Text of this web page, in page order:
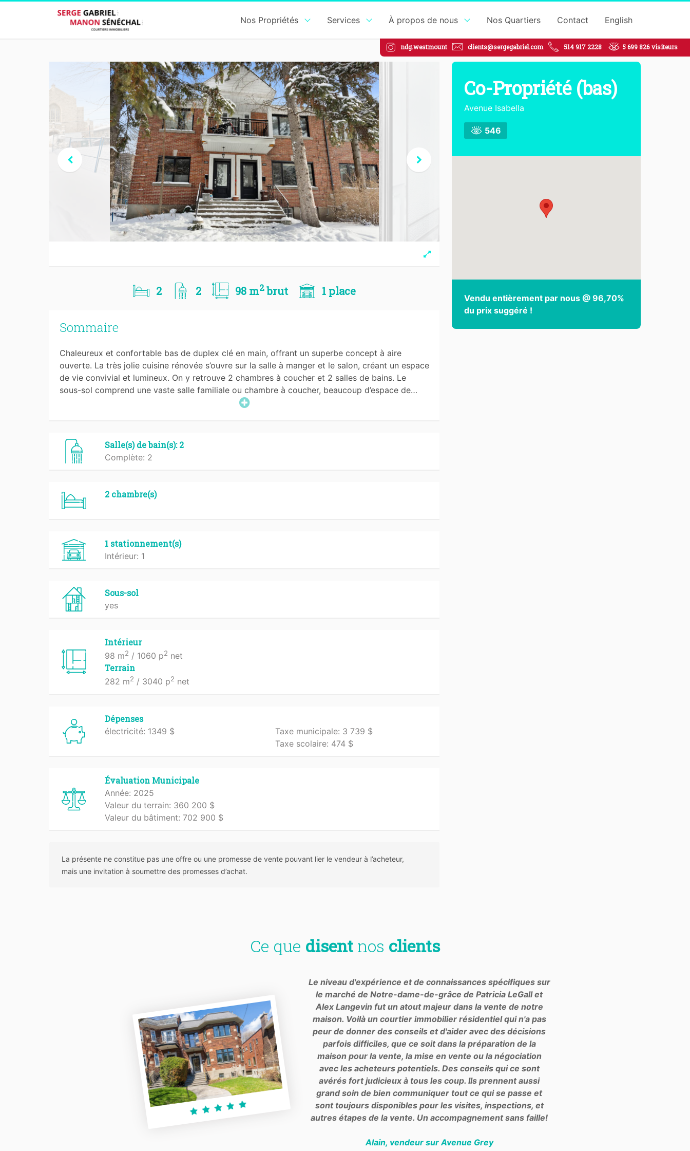
Nos Propriétés Services À propos de nous Nos Quartiers Contact English
ndg.westmount clients@sergegabriel.com 514 917 2228 5 699 826 visiteurs
2 2 98 m2brut 1 place
Sommaire
Chaleureux et confortable bas de duplex clé en main, offrant un superbe concept à aire
ouverte. La très jolie cuisine rénovée s’ouvre sur la salle à manger et le salon, créant un espace
de vie convivial et lumineux. On y retrouve 2 chambres à coucher et 2 salles de bains. Le
sous-sol comprend une vaste salle familiale ou chambre à coucher, beaucoup d’espace de…
Salle(s) de bain(s): 2
Complète: 2
2 chambre(s)
1 stationnement(s)
Intérieur: 1
Sous-sol
yes
Intérieur
98 m2 / 1060 p2 net
Terrain
282 m2 / 3040 p2 net
Dépenses
électricité: 1349 $
Taxe municipale: 3 739 $
Taxe scolaire: 474 $
Évaluation Municipale
Année: 2025
Valeur du terrain: 360 200 $
Valeur du bâtiment: 702 900 $
La présente ne constitue pas une offre ou une promesse de vente pouvant lier le vendeur à l’acheteur,
mais une invitation à soumettre des promesses d’achat.
Co-Propriété (bas)
Avenue Isabella
546
Vendu entièrement par nous @ 96,70%
du prix suggéré !
Ce que disent nos clients
Le niveau d'expérience et de connaissances spécifiques sur
le marché de Notre-dame-de-grâce de Patricia LeGall et
Alex Langevin fut un atout majeur dans la vente de notre
maison. Voilà un courtier immobilier résidentiel qui n'a pas
peur de donner des conseils et d'aider avec des décisions
parfois difficiles, que ce soit dans la préparation de la
maison pour la vente, la mise en vente ou la négociation
avec les acheteurs potentiels. Des conseils qui ce sont
avérés fort judicieux à tous les coup. Ils prennent aussi
grand soin de bien communiquer tout ce qui se passe et
sont toujours disponibles pour les visites, inspections, et
autres étapes de la vente. Un accompagnement sans faille!
Alain, vendeur sur Avenue Grey